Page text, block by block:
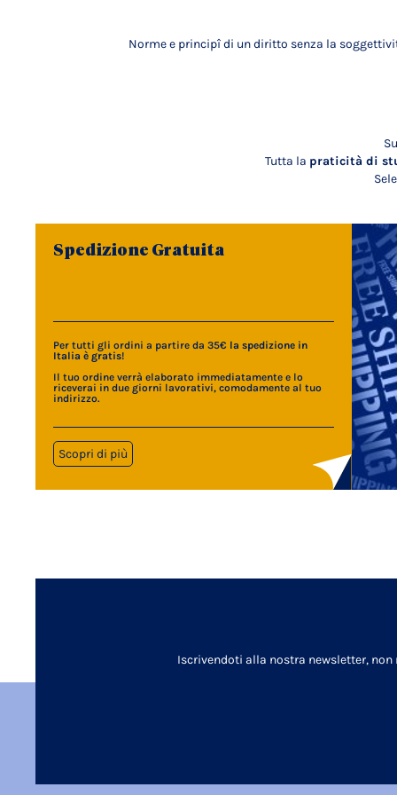
Norme e principî di un diritto senza la
Tutta la praticità di
Spedizione Gratuita
Per tutti gli ordini a partire da 35€ la spedizione in
Italia è gratis!
Il tuo ordine verrà elaborato immediatamente e lo
riceverai in due giorni lavorativi, comodamente al tuo
indirizzo.
Scopri di più
Iscrivendoti alla nostra newsletter,